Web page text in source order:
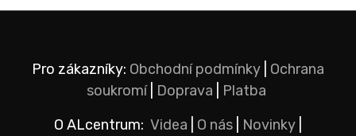
Pro zákazníky: Obchodní podmínky Ochrana
soukromí| Doprava
Platba
O ALcentrum: Videa O nás Novinky